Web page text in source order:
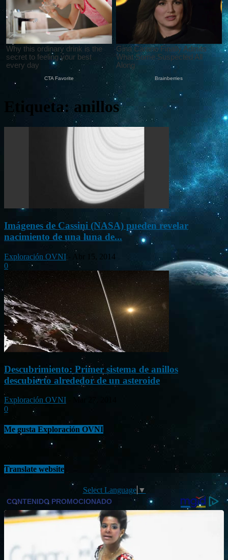
Etiqueta: anillos
Imágenes de Cassini (NASA) pueden revelar
nacimiento de una luna de...
Exploración OVNI
Abr 15, 2014
0
Descubrimiento: Primer sistema de anillos
descubierto alrededor de un asteroide
Exploración OVNI
Mar 27, 2014
0
Me gusta Exploración OVNI
Translate website
Select Language ▼